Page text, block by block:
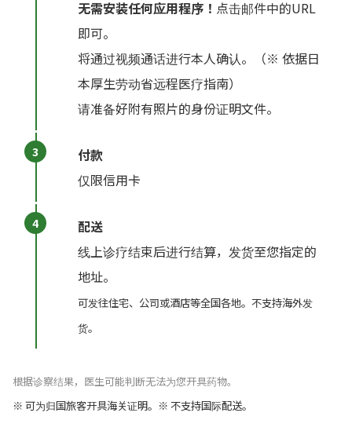
无需安装任何应用程序！ 点击邮件中的URL
即可。
将通过视频通话进行本人确认。（※ 依据日
本厚生劳动省远程医疗指南）
请准备好附有照片的身份证明文件。
付款
仅限信用卡
配送
线上诊疗结束后进行结算，发货至您指定的
地址。
可发往住宅、公司或酒店等全国各地。不支持海外发
货。
根据诊察结果，医生可能判断无法为您开具药物。
※ 可为归国旅客开具海关证明。※ 不支持国际配送。